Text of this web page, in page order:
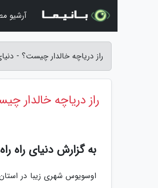
راز دریاچه خالدار چیست؟ -
راز دریاچه خالدار
به گزارش دنیای راه
اوسویوس شهری زیبا در
آرشیو